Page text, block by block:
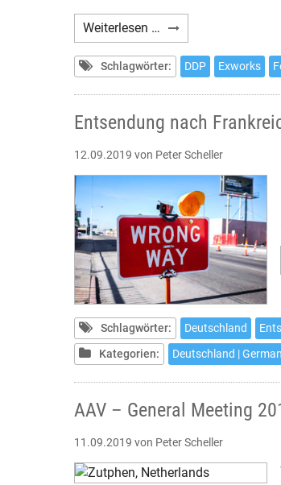
Weiterlesen … Incoterms
2020
(1)
Schlagwörter: DDP Exworks
Entsendung nach
12.09.2019 von Peter Scheller
Schlagwörter: Deutschland
Kategorien:
Deutschland |
AAV – General Meeting
11.09.2019 von Peter Scheller